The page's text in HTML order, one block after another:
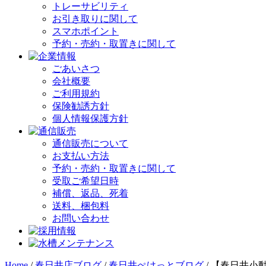
トレーサビリティ
お引き取りに関して
スマホポイント
予約・売約・取置きに関して
ごあいさつ
会社概要
ご利用規約
保険勧誘方針
個人情報保護方針
通信販売について
お支払い方法
予約・売約・取置きに関して
受取ご希望日時
補償、返品、死着
送料、梱包料
お問い合わせ